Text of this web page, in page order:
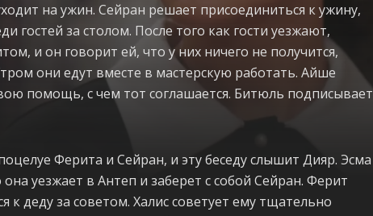
на ужин. Сейран решает присоединиться к ужину,
гостей за столом. После того как гости уезжают,
и он говорит ей, что у них ничего не получится,
они едут вместе в мастерскую работать. Айше
помощь, с чем тот соглашается. Битюль подписывает
Ферита и Сейран, и эту беседу слышит Дияр. Эсма
уезжает в Антеп и заберет с собой Сейран. Ферит
к деду за советом. Халис советует ему тщательно